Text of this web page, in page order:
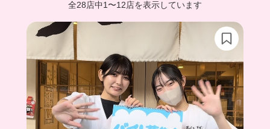
全28店中1 〜12店を表示しています